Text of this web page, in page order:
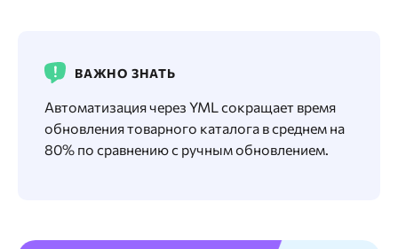
ВАЖНО ЗНАТЬ
Автоматизация через YML сокращает время
обновления товарного каталога в среднем на
80% по сравнению с ручным обновлением.